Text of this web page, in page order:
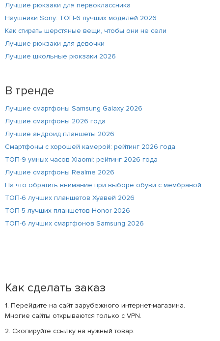
Лучшие рюкзаки для первоклассника
Наушники Sony: ТОП-6 лучших моделей 2026
Как стирать шерстяные вещи, чтобы они не сели
Лучшие рюкзаки для девочки
Лучшие школьные рюкзаки 2026
В тренде
Лучшие смартфоны Samsung Galaxy 2026
Лучшие смартфоны 2026 года
Лучшие андроид планшеты 2026
Смартфоны с хорошей камерой: рейтинг 2026 года
ТОП-9 умных часов Xiaomi: рейтинг 2026 года
Лучшие смартфоны Realme 2026
На что обратить внимание при выборе обуви с мембраной
ТОП-6 лучших планшетов Хуавей 2026
ТОП-5 лучших планшетов Honor 2026
ТОП-6 лучших смартфонов Samsung 2026
Как сделать заказ
1. Перейдите на сайт зарубежного интернет-магазина.
Многие сайты открываются только с VPN.
2. Скопируйте ссылку на нужный товар.